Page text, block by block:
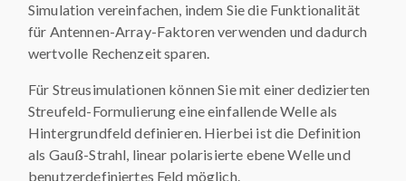
Simulation vereinfachen, indem Sie die Funktionalität
für Antennen-Array-Faktoren verwenden und dadurch
wertvolle Rechenzeit sparen.
Für Streusimulationen können Sie mit einer dedizierten
Streufeld-Formulierung eine einfallende Welle als
Hintergrundfeld definieren. Hierbei ist die Definition
als Gauß-Strahl, linear polarisierte ebene Welle und
benutzerdefiniertes Feld möglich.